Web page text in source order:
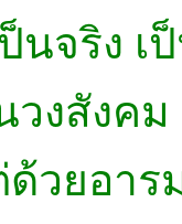
นจริง
วงสัง
ด้วยอา